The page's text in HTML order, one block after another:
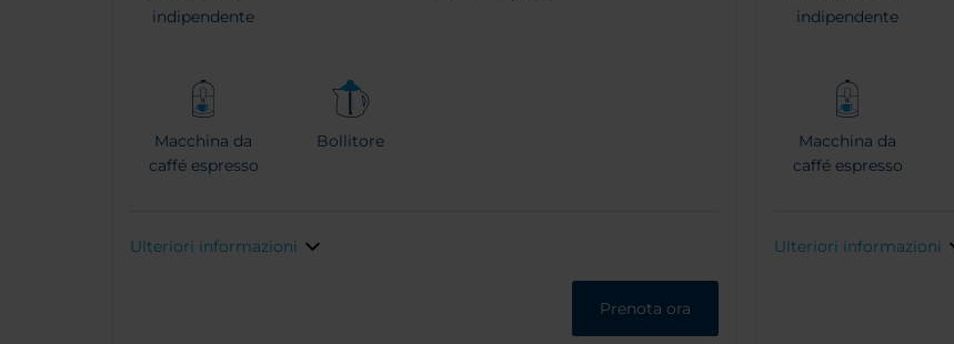
indipendente
Macchina da
caffé espresso
Bollitore
Ulteriori informazioni
Prenota ora
indipendente
Macchina da
caffé espresso
Ulteriori informazioni